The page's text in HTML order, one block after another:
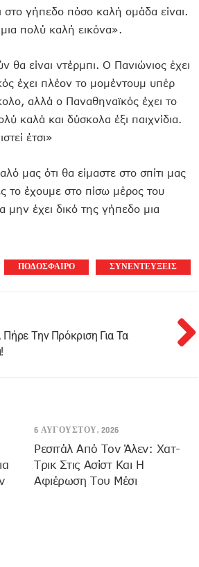
στο γήπεδο πόσο καλή ομάδα είναι.
πολύ καλή εικόνα».
είναι ντέρμπι. Ο Πανιώνιος έχει
έχει πλέον το μομέντουμ υπέρ
αλλά ο Παναθηναϊκός έχει το
καλά και δύσκολα έξι παιχνίδια.
έτσι»
μας ότι θα είμαστε στο σπίτι μας
το έχουμε στο πίσω μέρος του
μην έχει δικό της γήπεδο μια
ΠΟΔΟΣΦΑΙΡΟ ΣΥΝΕΝΤΕΥΞΕΙΣ
Την Πρόκριση Για Τα
6 ΑΥΓΟΎΣΤΟΥ, 2026
Ρεσιτάλ Από Τον Άλεν: Χατ-
Τρικ Στις Ασίστ Και Η
Αφιέρωση Του Μέσι